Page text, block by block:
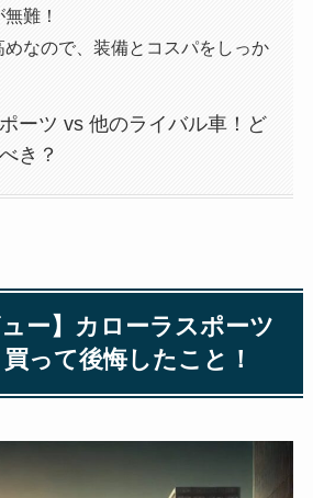
難！
めなので、装備とコスパをしっか
ーツ vs 他のライバル車！ど
き？
ュー】カローラスポーツ
って後悔したこと！